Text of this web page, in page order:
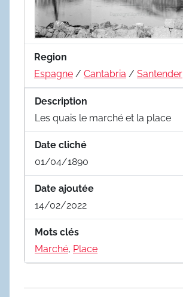
Region
Espagne / Cantabria / Santender
Description
Les quais le marché et la place
Date cliché
01/04/1890
Date ajoutée
14/02/2022
Mots clés
Marché, Place